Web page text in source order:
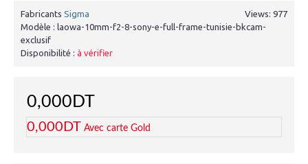
Views: 977
Fabricants Sigma
Modèle : laowa-10mm-f2-8-sony-e-full-frame-tunisie-bkcam-
exclusif
Disponibilité : à vérifier
0,000DT
0,000DT Avec carte Gold